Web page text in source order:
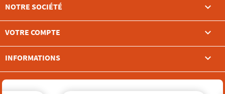
NOTRE SOCIÉTÉ 
VOTRE COMPTE 
INFORMATIONS keyboard_arrow_down